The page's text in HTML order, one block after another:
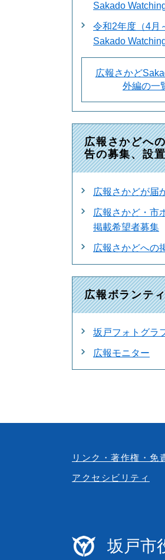
Sakado
令和2年度（4月
Sakado
広報さかど
外編の一
広報さかどへ
告の募集、設
広報さかどが届
広報さかど・市
掲載希望者募集
広報さかどへの
広報ボランテ
坂戸フォトグラ
広報モニター
リンク・著作権・免
アクセシビリティ
坂戸市